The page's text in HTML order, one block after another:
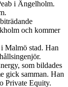
i Ängelholm.
och kommer
Malmö stad. Han
som bildades
gick samman. Han
Private Equity.